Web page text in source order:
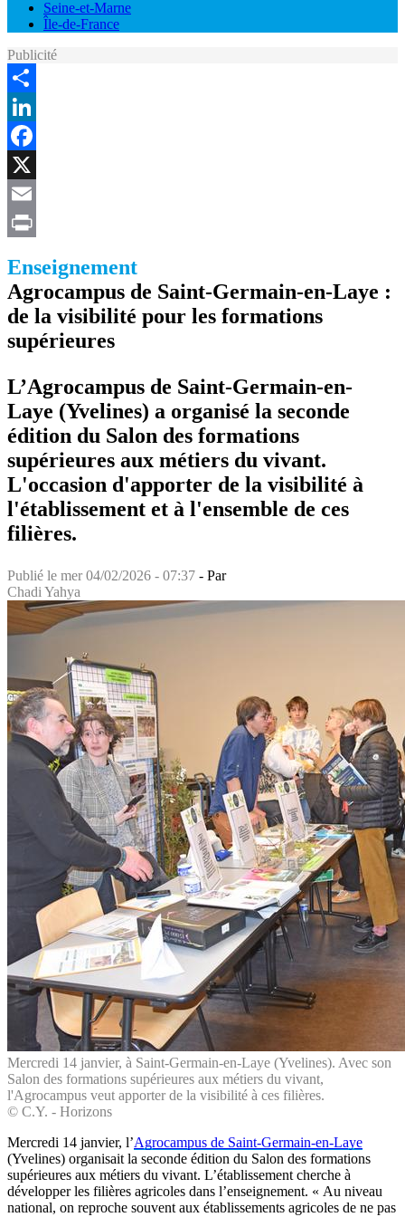
Seine-et-Marne
Île-de-France
Publicité
Share
LinkedIn
Facebook
X
Email
Enseignement
Agrocampus de Saint-Germain-en-Laye :
de la visibilité pour les formations
supérieures
L’Agrocampus de Saint-Germain-en-
Laye (Yvelines) a organisé la seconde
édition du Salon des formations
supérieures aux métiers du vivant.
L'occasion d'apporter de la visibilité à
l'établissement et à l'ensemble de ces
filières.
Publié le mer 04/02/2026 - 07:37 - Par
Chadi Yahya
Mercredi 14 janvier, à Saint-Germain-en-Laye (Yvelines). Avec son
Salon des formations supérieures aux métiers du vivant,
l'Agrocampus veut apporter de la visibilité à ces filières.
© C.Y. - Horizons
Mercredi 14 janvier, l’Agrocampus de Saint-Germain-en-Laye
(Yvelines) organisait la seconde édition du Salon des formations
supérieures aux métiers du vivant. L’établissement cherche à
développer les filières agricoles dans l’enseignement. « Au niveau
national, on reproche souvent aux établissements agricoles de ne pas